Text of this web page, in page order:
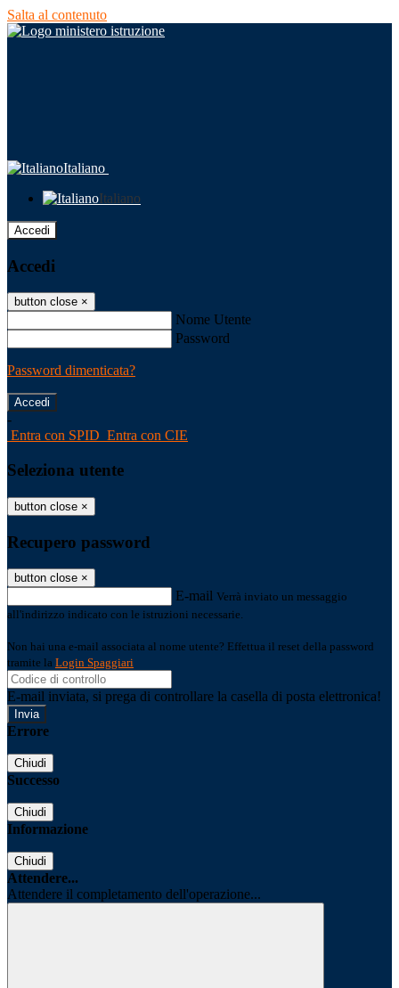
Salta al contenuto
Italiano
Italiano
Accedi
Accedi
button close ×
Nome Utente
Password
Password dimenticata?
-
Entra con SPID Entra con CIE
Seleziona utente
button close ×
Recupero password
button close ×
E-mail Verrà inviato un messaggio
all'indirizzo indicato con le istruzioni necessarie.
Non hai una e-mail associata al nome utente? Effettua il reset della password
tramite la Login Spaggiari
E-mail inviata, si prega di controllare la casella di posta elettronica!
Errore
Chiudi
Successo
Chiudi
Informazione
Chiudi
Attendere...
Attendere il completamento dell'operazione...